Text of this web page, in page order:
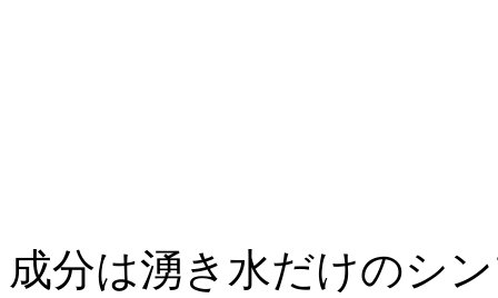
成分は湧き水だけのシ